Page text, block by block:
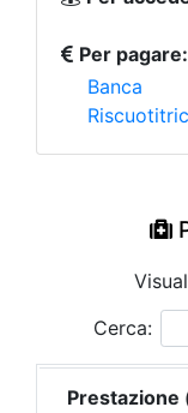
Per pagare:
Banca
Cerca:
Prestazione